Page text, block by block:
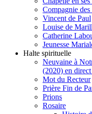
Compagnie
Vincent de Paul
Louise de
Catherine
Jeunesse
Halte spirituelle
Neuvaine à
(2020) en
Mot du Recteur
Prière Fin de
Prions
Rosaire